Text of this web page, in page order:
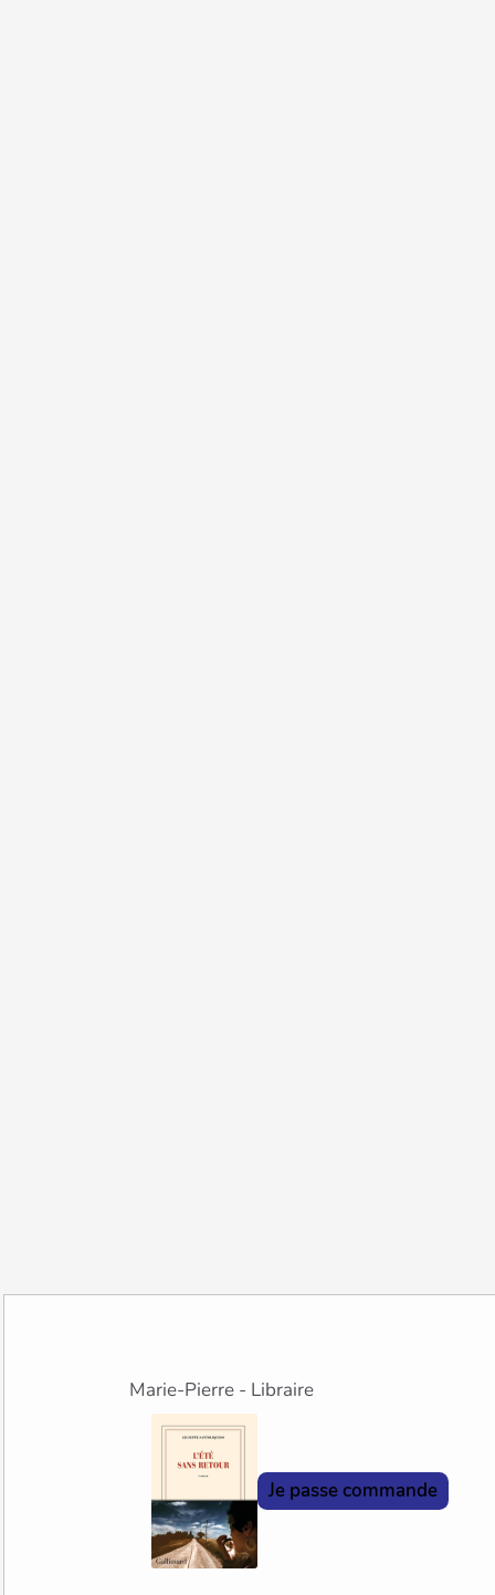
Marie-Pierre - Libraire
Je passe commande